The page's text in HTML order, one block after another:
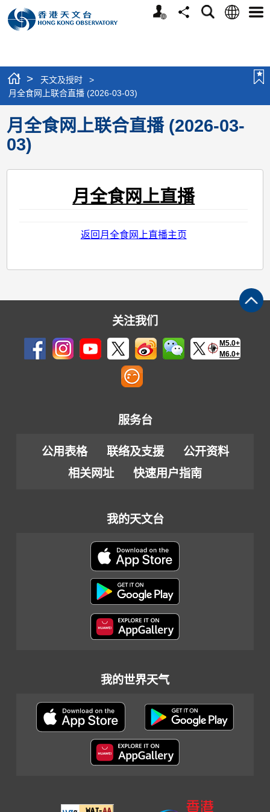
个
分
搜
语
选
> 天文及授时
>
月全食网上联合直播 (2026-03-03)
月全食网上联合直播 (2026-03-
03)
月全食网上直播
返回月全食网上直播主页
关注我们
M5.0+
M6.0+
服务台
公用表格 联络及支援
公开资料
相关网址
快速用户指南
我的天文台
我的世界天气